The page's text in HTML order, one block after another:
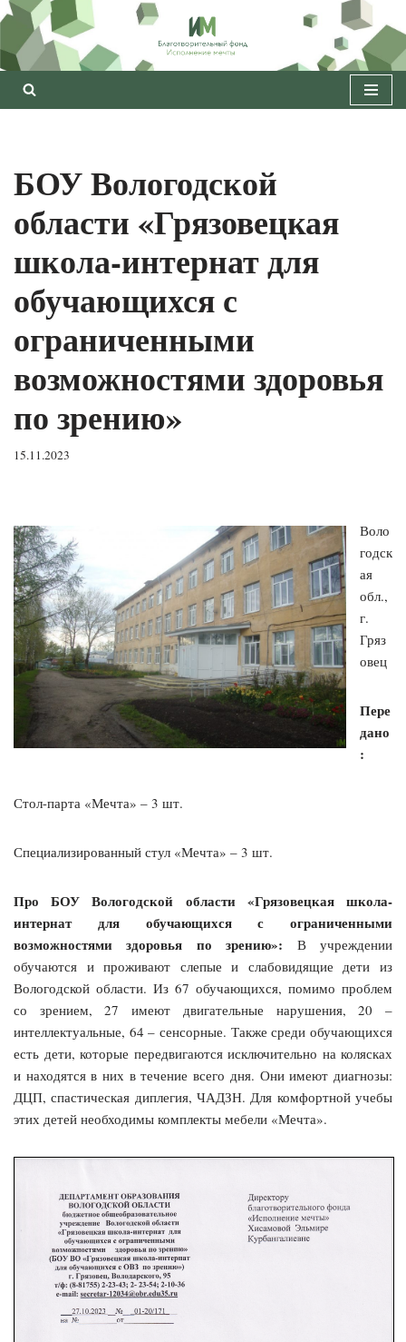
Перейти
к
содержимому
БОУ Вологодской
области «Грязовецкая
школа-интернат для
обучающихся с
ограниченными
возможностями здоровья
по зрению»
15.11.2023
Воло
годск
ая
обл.,
г.
Гряз
овец
Пере
дано
:
Стол-парта «Мечта» – 3 шт.
Специализированный стул «Мечта» – 3 шт.
Про БОУ Вологодской области «Грязовецкая школа-
интернат для обучающихся с ограниченными
возможностями здоровья по зрению»: В учреждении
обучаются и проживают слепые и слабовидящие дети из
Вологодской области. Из 67 обучающихся, помимо проблем
со зрением, 27 имеют двигательные нарушения, 20 –
интеллектуальные, 64 – сенсорные. Также среди обучающихся
есть дети, которые передвигаются исключительно на колясках
и находятся в них в течение всего дня. Они имеют диагнозы:
ДЦП, спастическая диплегия, ЧАДЗН. Для комфортной учебы
этих детей необходимы комплекты мебели «Мечта».